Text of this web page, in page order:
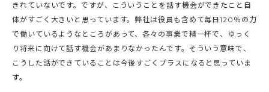
きれていないです。ですが、こういうことを話す機会ができたこと自
体がすごく大きいと思っています。弊社は役員も含めて毎日120％の力
で働いているようなところがあって、各々の事業で精一杯で、ゆっく
り将来に向けて話す機会があまりなかったんです。そういう意味で、
こうした話ができていることは今後すごくプラスになると思っていま
す。